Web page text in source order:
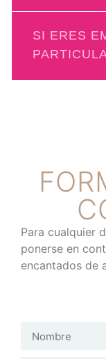
SI ERES
Para cualquier
ponerse en
encantados de